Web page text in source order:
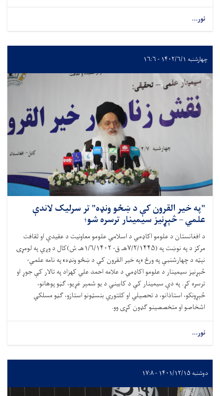
نور...
چهارشنبه ۱۴۰۲/۶/۱ - ۱۶:۶
"په خیر القرون کې د ښځو ونډه" تر سرلیک لاندې
علمي – څېړنیز سیمینار ترسره شو؛
د افغانستان د علومو اکاډمي د اسلامي علومو معاونیت د عقیدې او ثقافت
مرکز د په نوښت په (۷/۲/۱۴۴۵هـ ق- ۱/۶/۱۴۰۲هـ ش)کال د وږي په لومړۍ
نېټه د چهارشنبې په ورځ «په خیر القرون کې د ښځو ونډه» په نامه علمي-
څېړنيز سيمينار د علومو اکاډمي د علامه احمد علي کهزاد په تالار کې جوړ او
ترسره کړ. په دې سيمينار کې د کابیني د یو شمېر غړیو، ګڼو پوهانو،
څېړونکو، استاذانو، د تحصيلي او کلتوري بنسټونو استازو، ګڼو مسلکي
اشخاصو او متخصصينو ګډون کړی وو.
نور...
دوشنبه ۱۴۰۱/۱۲/۱۵ - ۱۷:۸